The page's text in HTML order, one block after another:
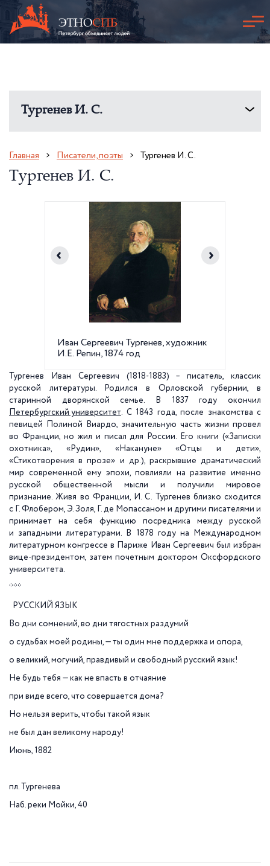
Тургенев И. С.
Главная Писатели, поэты Тургенев И. С.
Тургенев И. С.
Иван Сергеевич Тургенев, художник
И.Е. Репин, 1874 год
Тургенев Иван Сергеевич (1818-1883) – писатель, классик
русской литературы. Родился в Орловской губернии, в
старинной дворянской семье. В 1837 году окончил
Петербургский университет. С 1843 года, после знакомства с
певицей Полиной Виардо, значительную часть жизни провел
во Франции, но жил и писал для России. Его книги («Записки
охотника», «Рудин», «Накануне» «Отцы и дети»,
«Стихотворения в прозе» и др.), раскрывшие драматический
мир современной ему эпохи, повлияли на развитие именно
русской общественной мысли и получили мировое
признание. Живя во Франции, И. С. Тургенев близко сходится
с Г. Флобером, Э. Золя, Г. де Мопассаном и другими писателями и
принимает на себя функцию посредника между русской
и западными литературами. В 1878 году на Международном
литературном конгрессе в Париже Иван Сергеевич был избран
вице-президентом, затем почетным доктором Оксфордского
университета.
***
РУССКИЙ ЯЗЫК
Во дни сомнений, во дни тягостных раздумий
о судьбах моей родины, — ты один мне поддержка и опора,
о великий, могучий, правдивый и свободный русский язык!
Не будь тебя — как не впасть в отчаяние
при виде всего, что совершается дома?
Но нельзя верить, чтобы такой язык
не был дан великому народу!
Июнь, 1882
пл. Тургенева
Наб. реки Мойки, 40